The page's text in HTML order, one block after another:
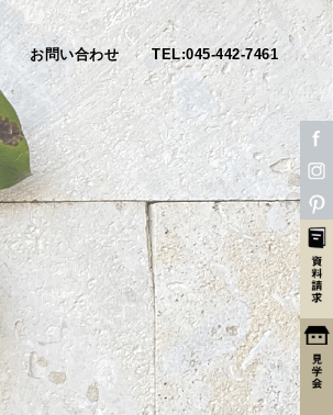
お問い合わせ TEL:045-442-7461